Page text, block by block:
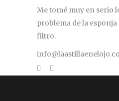
Me tomé muy en serio
problema de la esponja
filtro.